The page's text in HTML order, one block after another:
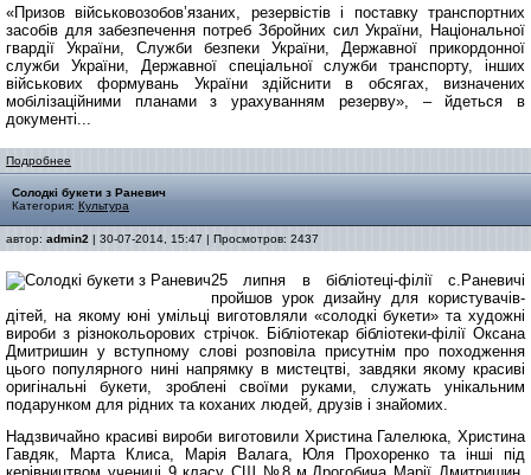
«Призов військовозобов’язаних, резервістів і поставку транспортних
засобів для забезпечення потреб Збройних сил України, Національної
гвардії України, Служби безпеки України, Державної прикордонної
служби України, Державної спеціальної служби транспорту, інших
військових формувань України здійснити в обсягах, визначених
мобілізаційними планами з урахуванням резерву», – йдеться в
документі...
Подробнее
Солодкі букети з Раневич
Категория: Культура
автор: admin2 | 30-07-2014, 15:47 | Просмотров: 2437
25 липня в бібліотеці-філії с.Раневичі
пройшов урок дизайну для користувачів-
дітей, на якому юні умільці виготовляли «солодкі букети» та художні
вироби з різнокольорових стрічок. Бібліотекар бібліотеки-філії Оксана
Дмитришин у вступному слові розповіла присутнім про походження
цього популярного нині напрямку в мистецтві, завдяки якому красиві
оригінальні букети, зроблені своїми руками, служать унікальним
подарунком для рідних та коханих людей, друзів і знайомих.
Надзвичайно красиві вироби виготовили Христина Галелюка, Христина
Гавдяк, Марта Клиса, Марія Валага, Юля Прохоренко та інші під